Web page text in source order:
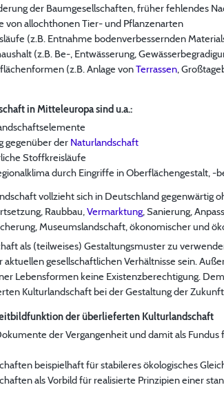
der Baumgesellschaften, früher fehlendes
von allochthonen Tier- und Pflanzenarten
(z.B. Entnahme bodenverbessernden
(z.B. Be-, Entwässerung,
(z.B. Anlage vonTerrassen,
in Mitteleuropa sind u.a.:
gegenüber der Naturlandschaft
Stoffkreisläufe
durch Eingriffe in Oberflächengestalt, -
vollzieht sich in Deutschland gegenwärtig
Raubbau, Vermarktung, Sanierung,
Museumslandschaft, ökonomischer und
als (teilweises) Gestaltungsmuster zu
gesellschaftlichen Verhältnisse sein.
Lebensformen keine Existenzberechtigung.
Kulturlandschaft bei der Gestaltung der
der überlieferten Kulturlandschaft
der Vergangenheit und damit als
beispielhaft für stabileres ökologisches
als Vorbild für realisierte Prinzipien einer